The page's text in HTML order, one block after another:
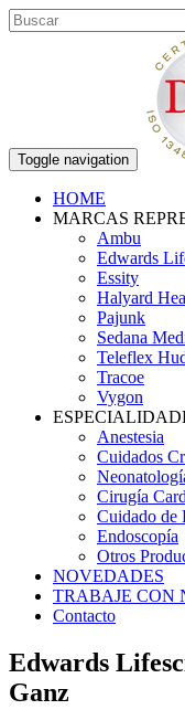
Toggle navigation
HOME
MARCAS
Ambu
Edwards
Essity
Halyard
Pajunk
Sedana
Teleflex
Tracoe
Vygon
Anestesia
Cuidados
Cirugía
Cuidado de
Endoscopía
Otros
NOVEDADES
TRABAJE CON
Contacto
Edwards
Ganz